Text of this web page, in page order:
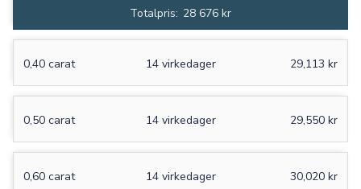
Totalpris: 28 676 kr
0,40 carat 29,113 kr
14 virkedager
0,50 carat 29,550 kr
14 virkedager
0,60 carat 30,020 kr
14 virkedager